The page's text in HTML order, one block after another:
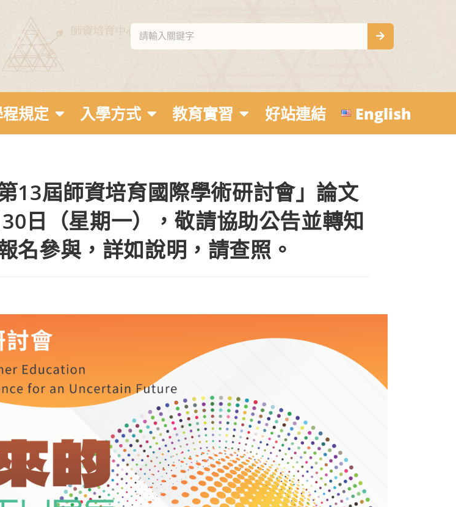
規定 入學方式 教育實習 好站連結 English
13屆師資培育國際學術研討會」論文
日（星期一），敬請協助公告並轉知
名參與，詳如說明，請查照。